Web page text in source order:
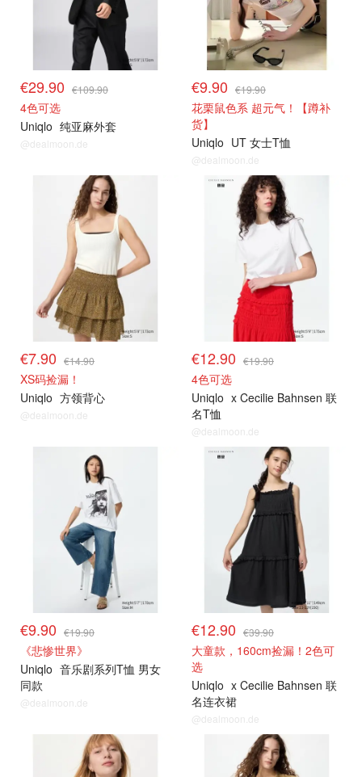
€29.90 €109.90
4色可选
Uniqlo 纯亚麻外套
@dealmoon.de
€9.90 €19.90
花栗鼠色系 超元气！【蹲补
货】
Uniqlo UT 女士T恤
@dealmoon.de
€7.90 €14.90
XS码捡漏！
Uniqlo 方领背心
@dealmoon.de
€12.90 €19.90
4色可选
Uniqlo x Cecilie Bahnsen 联
名T恤
@dealmoon.de
€9.90 €19.90
《悲惨世界》
Uniqlo 音乐剧系列T恤 男女
同款
@dealmoon.de
€12.90 €39.90
大童款，160cm捡漏！2色可
选
Uniqlo x Cecilie Bahnsen 联
名连衣裙
@dealmoon.de